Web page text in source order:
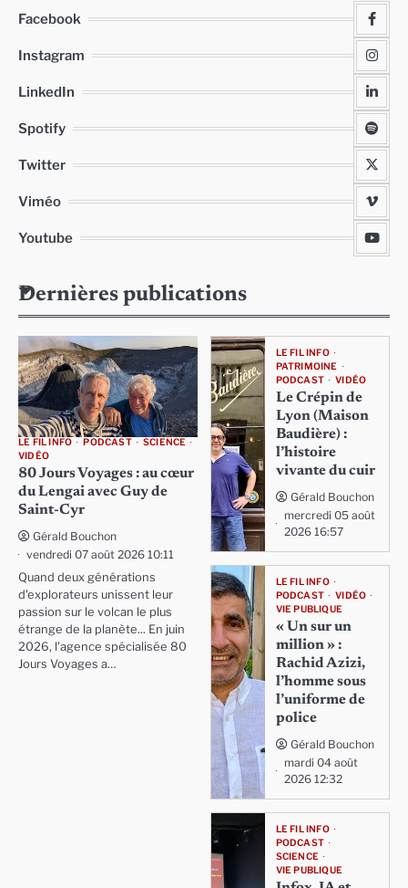
Facebook
Instagram
LinkedIn
Spotify
Twitter
Viméo
Youtube
Dernières publications
LE FIL INFO PODCAST
SCIENCE
VIDÉO
80 Jours Voyages : au cœur
du Lengai avec Guy de
Saint-Cyr
Gérald Bouchon
vendredi 07 août 2026 10:11
Quand deux générations
d'explorateurs unissent leur
passion sur le volcan le plus
étrange de la planète... En juin
2026, l'agence spécialisée 80
Jours Voyages a…
LE FIL INFO
PATRIMOINE
PODCAST
VIDÉO
Le Crépin de
Lyon (Maison
Baudière) :
l’histoire
vivante du cuir
Gérald Bouchon
mercredi 05 août
2026 16:57
LE FIL INFO
PODCAST
VIDÉO
VIE PUBLIQUE
« Un sur un
million » :
Rachid Azizi,
l’homme sous
l’uniforme de
police
Gérald Bouchon
mardi 04 août
2026 12:32
LE FIL INFO
PODCAST
SCIENCE
VIE PUBLIQUE